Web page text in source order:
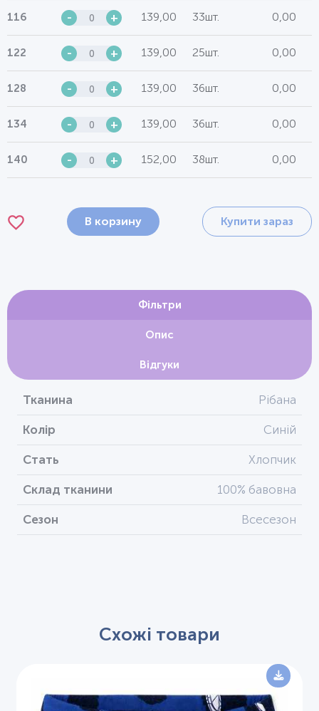
116 - + 139,00 33шт. 0,00
122 - + 139,00 25шт. 0,00
128 - + 139,00 36шт. 0,00
134 - + 139,00 36шт. 0,00
140 - + 152,00 38шт. 0,00
В корзину Купити зараз
Фільтри
Опис
Відгуки
Тканина Рібана
Колір Синій
Стать Хлопчик
Склад тканини 100% бавовна
Сезон Всесезон
Схожі товари